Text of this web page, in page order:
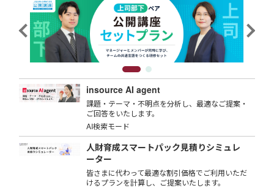
insource AI agent
課題・テーマ・不明点を分析し、最適なご提案・
ご回答をいたします。
AI検索モード
人財育成スマートパック見積りシミュレ
ーター
皆さまに代わって最適な割引価格でご利用いただ
けるプランを計算し、ご提案いたします。